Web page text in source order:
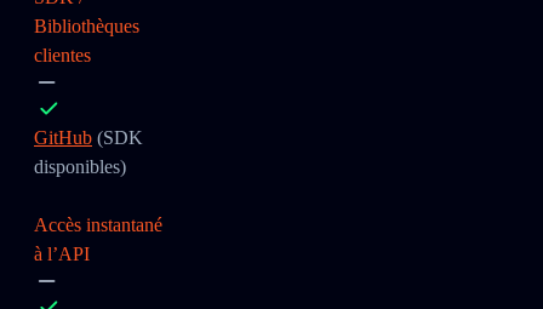
Bibliothèques
clientes
GitHub (SDK
disponibles)
Accès instantané
à l’API